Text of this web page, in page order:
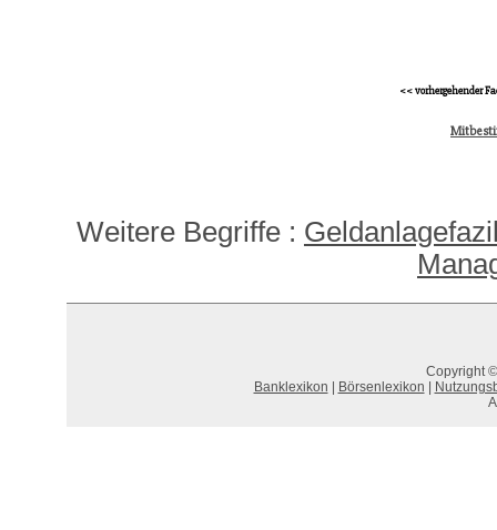
<< vorhergehender
Weitere Begriffe :
Copyright
Banklexikon
Börsenlexikon